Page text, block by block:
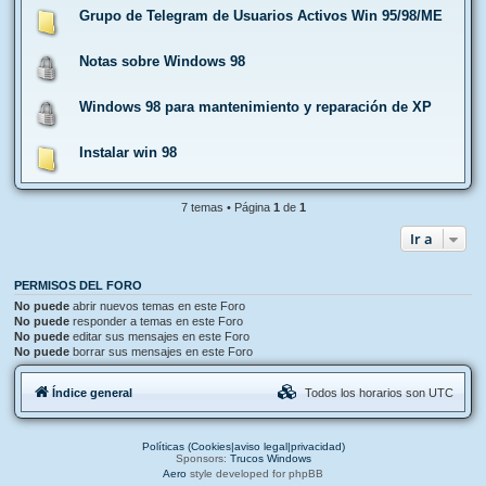
Grupo de Telegram de Usuarios Activos Win 95/98/ME
Notas sobre Windows 98
Windows 98 para mantenimiento y reparación de XP
Instalar win 98
7 temas • Página 1 de 1
Ir a
PERMISOS DEL FORO
No puede abrir nuevos temas en este Foro
No puede responder a temas en este Foro
No puede editar sus mensajes en este Foro
No puede borrar sus mensajes en este Foro
Índice general Todos los horarios son UTC
Políticas (Cookies|aviso legal|privacidad)
Sponsors: Trucos Windows
Aero style developed for phpBB